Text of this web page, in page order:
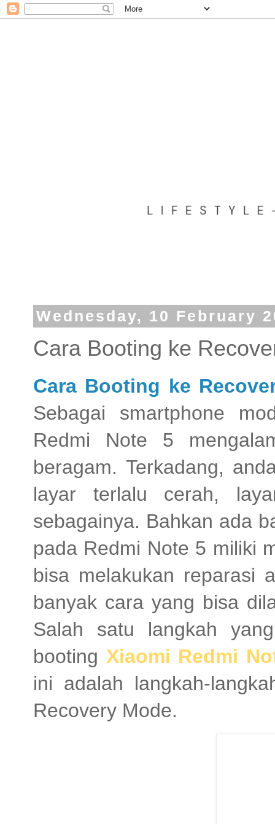
Wednesday, 10 February
Cara Booting ke
Cara Booting ke
Sebagai smartphone
Redmi Note 5
beragam. Terkadang,
layar terlalu cerah,
sebagainya. Bahkan ada
pada Redmi Note 5 miliki
bisa melakukan reparasi
banyak cara yang bisa
Salah satu langkah
booting Xiaomi Redmi
ini adalah langkah-
Recovery Mode.